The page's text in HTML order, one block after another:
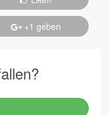
+1 geben